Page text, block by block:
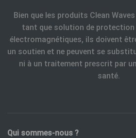
Bien que les produits Clean
tant que solution de protection
électromagnétiques, ils doivent
un soutien et ne peuvent se
ni à un traitement prescrit par
santé.
Qui sommes-nous ?